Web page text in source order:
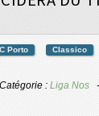
Porto Classico
Catégorie :Liga Nos